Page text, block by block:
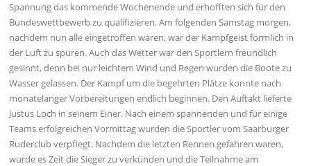
Spannung das kommende Wochenende und erhofften sich für den
Bundeswettbewerb zu qualifizieren. Am folgenden Samstag morgen,
nachdem nun alle eingetroffen waren, war der Kampfgeist förmlich in
der Luft zu spüren. Auch das Wetter war den Sportlern freundlich
gesinnt, denn bei nur leichtem Wind und Regen wurden die Boote zu
Wasser gelassen. Der Kampf um die begehrten Plätze konnte nach
monatelanger Vorbereitungen endlich beginnen. Den Auftakt lieferte
Justus Loch in seinem Einer. Nach einem spannenden und für einige
Teams erfolgreichen Vormittag wurden die Sportler vom Saarburger
Ruderclub verpflegt. Nachdem die letzten Rennen gefahren waren,
wurde es Zeit die Sieger zu verkünden und die Teilnahme am